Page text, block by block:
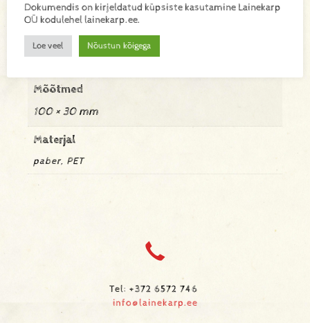
Kaal
0,004 kg
Mõõtmed
100 × 30 mm
Materjal
paber, PET
Dokumendis on kirjeldatud küpsiste kasutamine Lainekarp
OÜ kodulehel lainekarp.ee.
Loe veel Nõustun kõigega
Tel: +372 6572 746
info@lainekarp.ee